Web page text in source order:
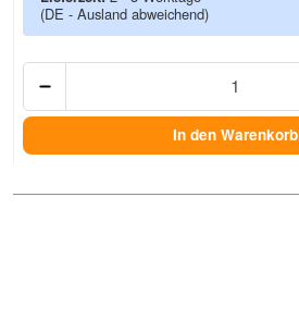
(DE - Ausland abweichend)
In den Warenkorb